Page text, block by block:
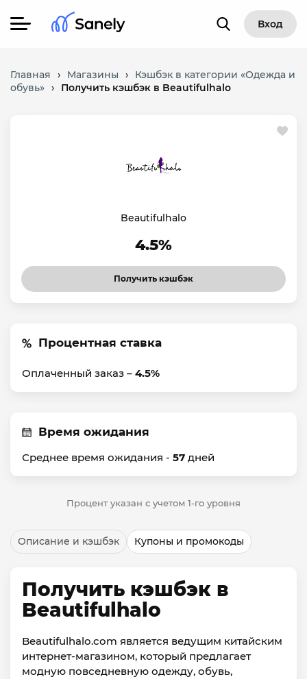
Вход
Главная › Магазины ›
Кэшбэк в категории «Одежда и
обувь» › Получить кэшбэк в Beautifulhalo
Beautifulhalo
4.5%
Получить кэшбэк
Процентная ставка
Оплаченный заказ – 4.5%
Время ожидания
Среднее время ожидания - 57 дней
Процент указан с учетом 1-го уровня
Описание и кэшбэк Купоны и промокоды
Получить кэшбэк в
Beautifulhalo
Beautifulhalo.com является ведущим китайским
интернет-магазином, который предлагает
модную повседневную одежду, обувь,